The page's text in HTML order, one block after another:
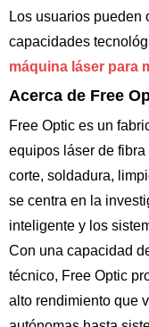
Los usuarios pueden
capacidades
máquina láser para
Acerca de Free
Free Optic es un
equipos láser de
corte, soldadura,
se centra en la
inteligente y los
Con una capacidad
técnico, Free Optic
alto rendimiento que